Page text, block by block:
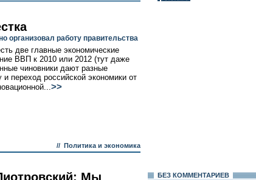
организовал работу правительства
две главные экономические
ВВП к 2010 или 2012 (тут даже
чиновники дают разные
и переход российской экономики от
>>
// Политика и экономика
Мы
БЕЗ КОМMЕНТАРИЕВ